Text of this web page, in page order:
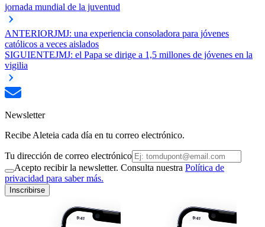
jornada mundial de la juventud
ANTERIORJMJ: una experiencia consoladora para jóvenes
católicos a veces aislados
SIGUIENTEJMJ: el Papa se dirige a 1,5 millones de jóvenes en la
vigilia
Newsletter
Recibe Aleteia cada día en tu correo electrónico.
Tu dirección de correo electrónico
Acepto recibir la newsletter. Consulta nuestra Política de
privacidad para saber más.
Inscribirse